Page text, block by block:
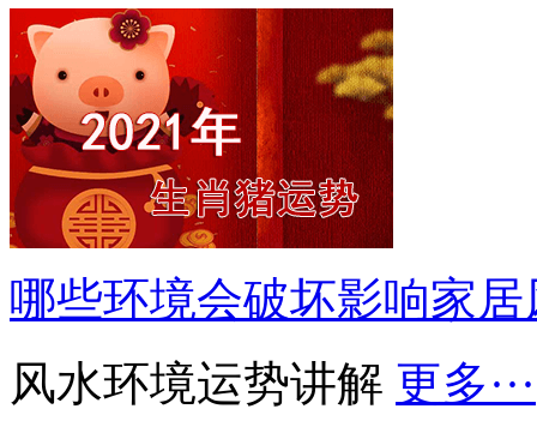
哪些环境会破坏影响家居
风水环境运势讲解 更多···